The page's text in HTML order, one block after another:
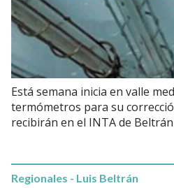
Está semana inicia en valle
termómetros para su
recibirán en el INTA de
Regionales - Luis Beltrán